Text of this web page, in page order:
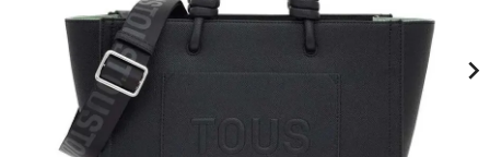
